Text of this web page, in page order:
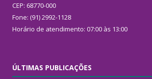
CEP: 68770-000
Fone: (91) 2992-1128
Horário de atendimento: 07:00 às 13:00
ÚLTIMAS PUBLICAÇÕES